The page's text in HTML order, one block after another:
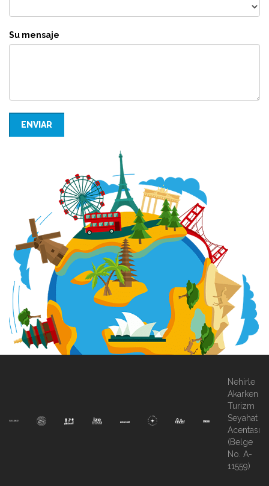
Su mensaje
ENVIAR
Nehirle
Akarken
Turizm
Seyahat
Acentası
(Belge
No. A-
11559)